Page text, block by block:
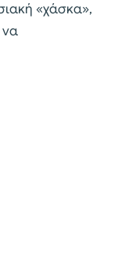
«χάσκα»,
να